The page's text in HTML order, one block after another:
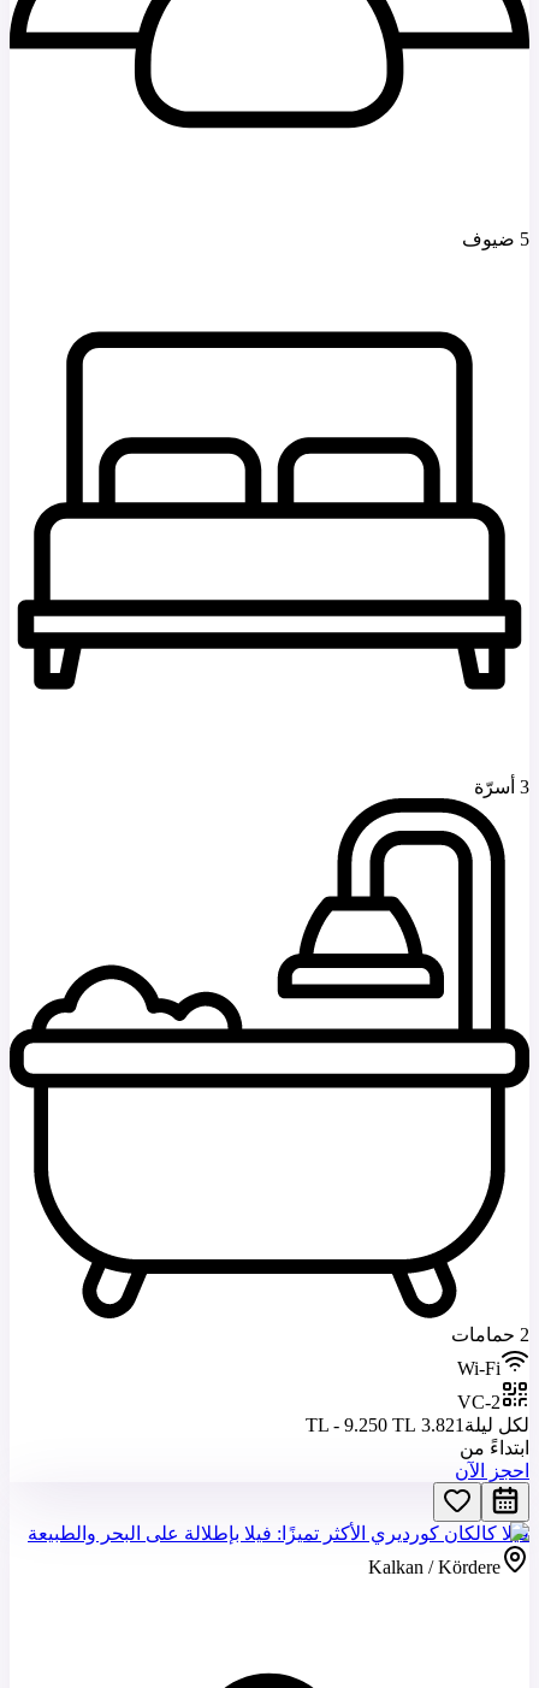
5 ضيوف
3 أسرّة
2 حمامات
Wi-Fi
VC-2
لكل ليلة3.821 TL - 9.250 TL
ابتداءً من
احجز الآن
فيلا كالكان كورديري الأكثر تميزًا: فيلا بإطلالة على البحر والطبيعة
Kalkan / Kördere